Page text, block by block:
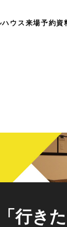
ハウス 来場予約資
行き